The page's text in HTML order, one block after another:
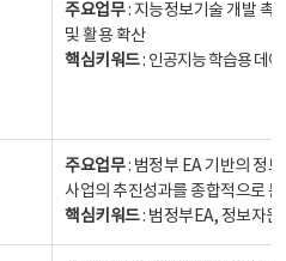
주요업무: 지능정보기술 개발 촉
및 활용 확산
핵심키워드: 인공지능 학습용 데
주요업무: 범정부 EA 기반의 정
사업의 추진성과를 종합적으로
핵심키워드: 범정부EA, 정보자